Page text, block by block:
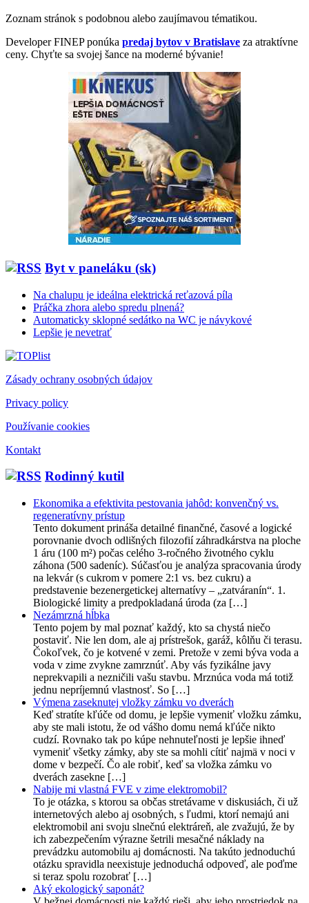
Zoznam stránok s podobnou alebo zaujímavou tématikou.
Developer FINEP ponúka predaj bytov v Bratislave za atraktívne
ceny. Chyťte sa svojej šance na moderné bývanie!
Byt v paneláku (sk)
Na chalupu je ideálna elektrická reťazová píla
Práčka zhora alebo spredu plnená?
Automaticky sklopné sedátko na WC je návykové
Lepšie je nevetrať
Zásady ochrany osobných údajov
Privacy policy
Používanie cookies
Kontakt
Rodinný kutil
Ekonomika a efektivita pestovania jahôd: konvenčný vs.
regeneratívny prístup
Tento dokument prináša detailné finančné, časové a logické
porovnanie dvoch odlišných filozofií záhradkárstva na ploche
1 áru (100 m²) počas celého 3-ročného životného cyklu
záhona (500 sadeníc). Súčasťou je analýza spracovania úrody
na lekvár (s cukrom v pomere 2:1 vs. bez cukru) a
predstavenie bezenergetickej alternatívy – „zatváranín“. 1.
Biologické limity a predpokladaná úroda (za […]
Nezámrzná hĺbka
Tento pojem by mal poznať každý, kto sa chystá niečo
postaviť. Nie len dom, ale aj prístrešok, garáž, kôlňu či terasu.
Čokoľvek, čo je kotvené v zemi. Pretože v zemi býva voda a
voda v zime zvykne zamrznúť. Aby vás fyzikálne javy
neprekvapili a nezničili vašu stavbu. Mrznúca voda má totiž
jednu nepríjemnú vlastnosť. So […]
Výmena zaseknutej vložky zámku vo dverách
Keď stratíte kľúče od domu, je lepšie vymeniť vložku zámku,
aby ste mali istotu, že od vášho domu nemá kľúče nikto
cudzí. Rovnako tak po kúpe nehnuteľnosti je lepšie ihneď
vymeniť všetky zámky, aby ste sa mohli cítiť najmä v noci v
dome v bezpečí. Čo ale robiť, keď sa vložka zámku vo
dverách zasekne […]
Nabije mi vlastná FVE v zime elektromobil?
To je otázka, s ktorou sa občas stretávame v diskusiách, či už
internetových alebo aj osobných, s ľudmi, ktorí nemajú ani
elektromobil ani svoju slnečnú elektráreň, ale zvažujú, že by
ich zabezpečením výrazne šetrili mesačné náklady na
prevádzku automobilu aj domácnosti. Na takúto jednoduchú
otázku spravidla neexistuje jednoduchá odpoveď, ale poďme
si teraz spolu rozobrať […]
Aký ekologický saponát?